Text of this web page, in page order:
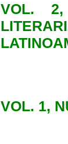
VOL. 2,
VOL. 1,